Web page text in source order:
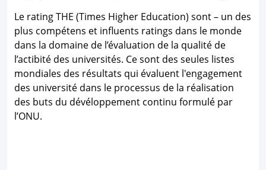
Le rating THE (Times Higher Education) sont – un des
plus compétens et influents ratings dans le monde
dans la domaine de l’évaluation de la qualité de
l’actibité des universités. Ce sont des seules listes
mondiales des résultats qui évaluent l'engagement
des université dans le processus de la réalisation
des buts du dévéloppement continu formulé par
l’ONU.